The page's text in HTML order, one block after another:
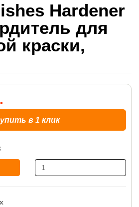
Hardener
для
краски,
в 1 клик